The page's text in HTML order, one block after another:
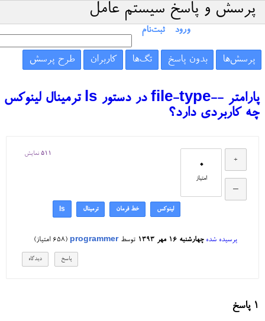
پرسش و پاسخ سیستم عامل
ورود ثبت‌نام
پرسش‌ها بدون پاسخ تگ‌ها کاربران طرح پرسش
پارامتر --file-type در دستور ls ترمینال لینوکس
چه کاربردی دارد؟
0
امتیاز
511 نمایش
لینوکس خط فرمان ترمینال ls
پرسیده شده چهارشنبه ۱۶ مهر ۱۳۹۳ توسطprogrammer
(
658 امتیاز)
1 پاسخ